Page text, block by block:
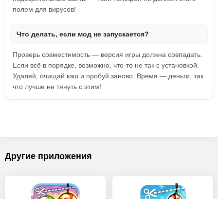
полем для вирусов!
Что делать, если мод не запускается?
Проверь совместимость — версия игры должна совпадать.
Если всё в порядке, возможно, что-то не так с установкой.
Удаляй, очищай кэш и пробуй заново. Время — деньги, так
что лучше не тянуть с этим!
Другие приложения